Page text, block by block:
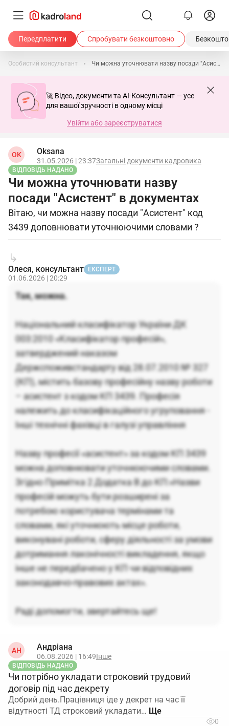
Передплатити Спробувати безкоштовно
Особистий консультант Чи можна уточнювати назву посади "Асистент" в документах
🚀 Відео, документи та AI-Консультант — усе
для вашої зручності в одному місці
Увійти або зареєструватися
OK Oksana
31.05.2026 | 23:37Загальні документи кадровика
ВІДПОВІДЬ НАДАНО
Чи можна уточнювати назву
посади "Асистент" в документах
Вітаю, чи можна назву посади "Асистент" код
3439 доповнювати уточнюючими словами ?
Олеся, консультант ЕКСПЕРТ
01.06.2026 | 20:29
Так, можна.
Національний класифікатор України ДК
003:2010 «Класифікатор професій»,
затверджений наказом
Держспоживстандарту від 28.07.2010 № 327
(КП), містить базову професійну назву роботи
– асистент з кодом КП 3439. Професія
належить до класифікаційного угруповання -
Інші технічні фахівці в галузі управління
Назву професії «асистент» за кодом КП 3439
можна доповнювати уточнюючими словами.
Згідно Примітка 2 Додатка В до КП:«Назви
професій можуть бути розширені за
потребою користувача термінами та
словами, які уточнюють місце роботи,
виконувані роботи, сферу діяльності за умови
дотримання лаконічності викладення, якщо
інше не передбачено у КП чи відповідних
законодавчо-правових актах».
Раді допомогти, звертайтесь ще!
АН Андріана
06.08.2026 | 16:49Інше
ВІДПОВІДЬ НАДАНО
Чи потрібно укладати строковий трудовий
договір під час декрету
Добрий день.Працівниця іде у декрет на час її
відутності ТД строковий укладати…
0